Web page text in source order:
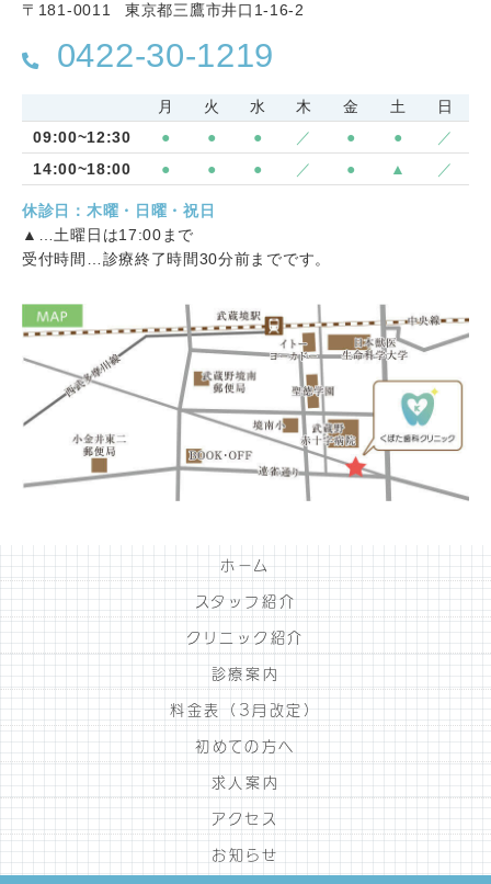
〒181-0011 東京都三鷹市井口1-16-2
0422-30-1219
月 火 水 木 金 土
日
09:00~12:30
● ● ● ／ ● ●
／
14:00~18:00
● ● ● ／ ● ▲ ／
休診日：木曜・日曜・祝日
▲…土曜日は17:00まで
受付時間…診療終了時間30分前までです。
ホーム
スタッフ紹介
クリニック紹介
診療案内
料金表（3月改定）
初めての方へ
求人案内
アクセス
お知らせ